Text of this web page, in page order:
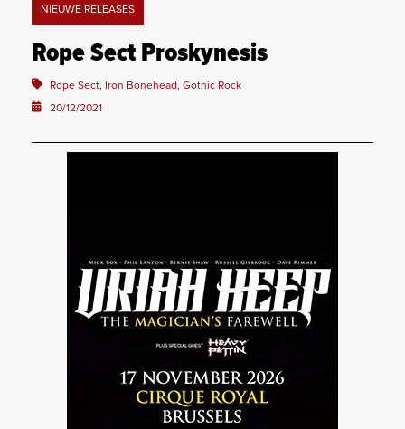
NIEUWE RELEASES
Rope Sect Proskynesis
Rope Sect, Iron Bonehead, Gothic Rock
20/12/2021